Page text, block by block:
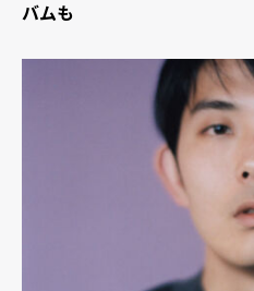
バムも